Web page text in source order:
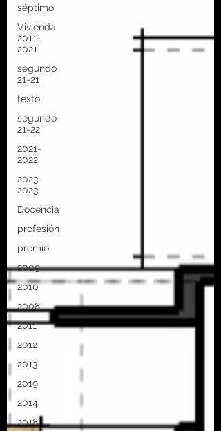
séptimo
Vivienda
2011-
2021
segundo
21-21
texto
segundo
21-22
2021-
2022
2023-
2023
Docencia
profesión
premio
2009
2010
2008
2011
2012
2013
2019
2014
2018